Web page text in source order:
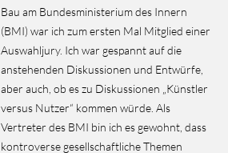
Bau am Bundesministerium des Innern
(BMI) war ich zum ersten Mal Mitglied einer
Auswahljury. Ich war gespannt auf die
anstehenden Diskussionen und Entwürfe,
aber auch, ob es zu Diskussionen „Künstler
versus Nutzer“ kommen würde. Als
Vertreter des BMI bin ich es gewohnt, dass
kontroverse gesellschaftliche Themen